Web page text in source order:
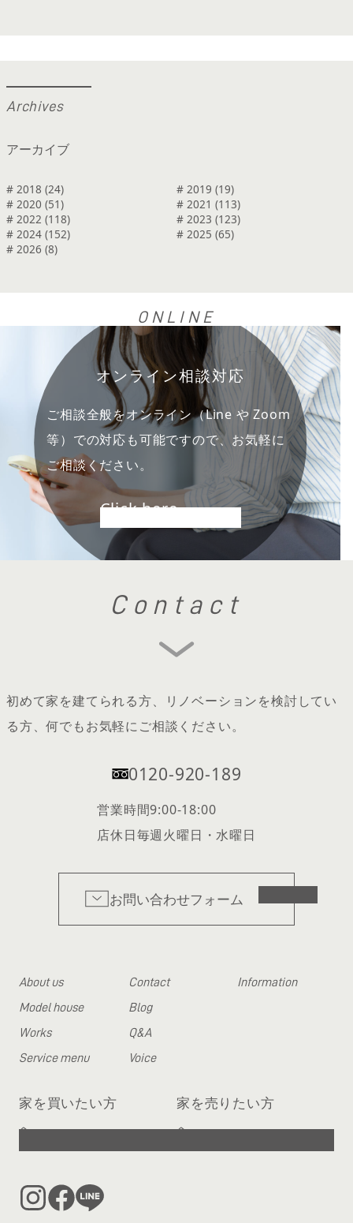
Archives
アーカイブ
# 2018 (24)
# 2019 (19)
# 2020 (51)
# 2021 (113)
# 2022 (118)
# 2023 (123)
# 2024 (152)
# 2025 (65)
# 2026 (8)
ONLINE
オンライン相談対応
ご相談全般をオンライン（Line や Zoom
等）での対応も可能ですので、お気軽に
ご相談ください。
Click here
Contact
初めて家を建てられる方、リノベーションを検討してい
る方、何でもお気軽にご相談ください。
0120-920-189
営業時間9:00-18:00
店休日毎週火曜日・水曜日
お問い合わせフォーム
About us
Model house
Works
Service menu
Contact
Blog
Q&A
Voice
Information
家を買いたい方
へ
家を売りたい方
へ